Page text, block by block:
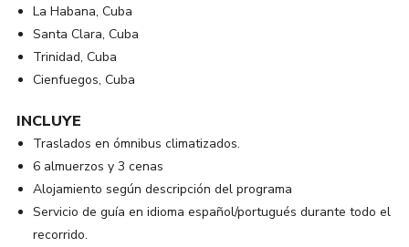
La Habana, Cuba
Santa Clara, Cuba
Trinidad, Cuba
Cienfuegos, Cuba
INCLUYE
Traslados en ómnibus climatizados.
6 almuerzos y 3 cenas
Alojamiento según descripción del programa
Servicio de guía en idioma español/portugués durante todo el
recorrido.